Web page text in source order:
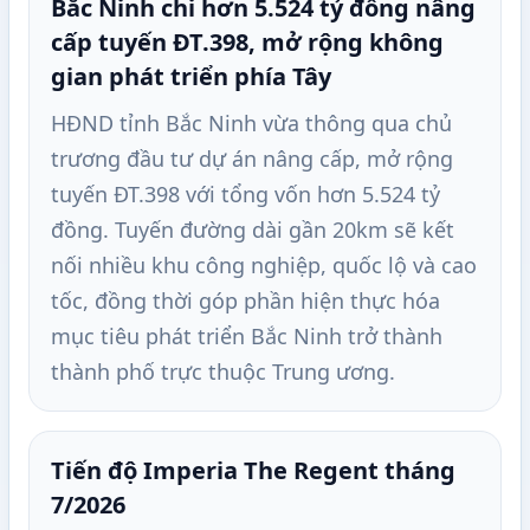
Bắc Ninh chi hơn 5.524 tỷ đồng nâng
cấp tuyến ĐT.398, mở rộng không
gian phát triển phía Tây
HĐND tỉnh Bắc Ninh vừa thông qua chủ
trương đầu tư dự án nâng cấp, mở rộng
tuyến ĐT.398 với tổng vốn hơn 5.524 tỷ
đồng. Tuyến đường dài gần 20km sẽ kết
nối nhiều khu công nghiệp, quốc lộ và cao
tốc, đồng thời góp phần hiện thực hóa
mục tiêu phát triển Bắc Ninh trở thành
thành phố trực thuộc Trung ương.
Tiến độ Imperia The Regent tháng
7/2026